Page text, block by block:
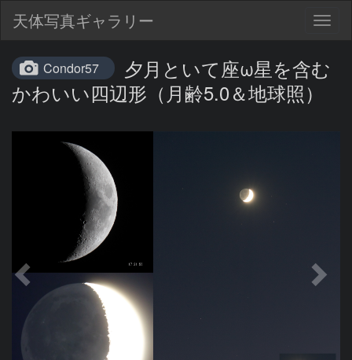
天体写真ギャラリー
Condor57
夕月といて座ω星を含む
かわいい四辺形（月齢5.0＆地球照）